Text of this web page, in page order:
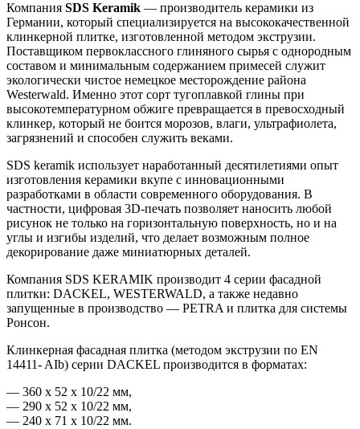
Компания SDS Keramik — производитель керамики из
Германии, который специализируется на высококачественной
клинкерной плитке, изготовленной методом экструзии.
Поставщиком первоклассного глиняного сырья с однородным
составом и минимальным содержанием примесей служит
экологически чистое немецкое месторождение района
Westerwald. Именно этот сорт тугоплавкой глины при
высокотемпературном обжиге превращается в превосходный
клинкер, который не боится морозов, влаги, ультрафиолета,
загрязнений и способен служить веками.
SDS keramik использует наработанный десятилетиями опыт
изготовления керамики вкупе с инновационными
разработками в области современного оборудования. В
частности, цифровая 3D-печать позволяет наносить любой
рисунок не только на горизонтальную поверхность, но и на
углы и изгибы изделий, что делает возможным полное
декорирование даже миниатюрных деталей.
Компания SDS KERAMIK производит 4 серии фасадной
плитки: DACKEL, WESTERWALD, а также недавно
запущенные в производство — PETRA и плитка для системы
Ронсон.
Клинкерная фасадная плитка (методом экструзии по EN
14411- AIb) серии DACKEL производится в форматах:
— 360 х 52 х 10/22 мм,
— 290 х 52 х 10/22 мм,
— 240 х 71 х 10/22 мм.